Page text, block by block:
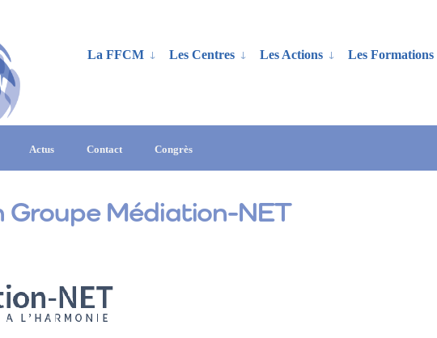
La FFCM Les Centres Les Actions Les Formations
Actus Contact Congrès
Groupe Médiation-NET